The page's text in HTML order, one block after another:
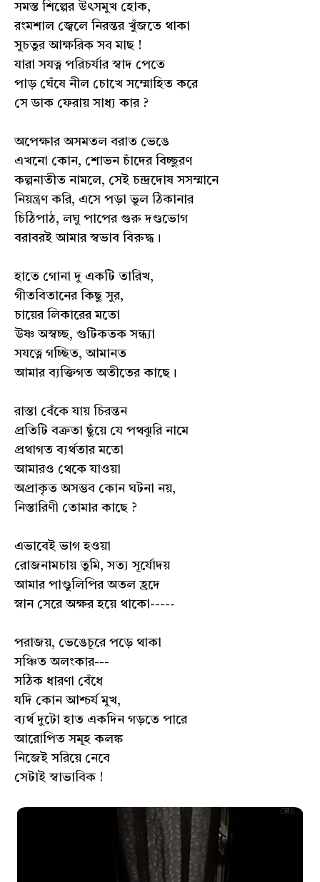
সমস্ত শিল্পের উৎসমুখ হোক,
রংমশাল জ্বেলে নিরন্তর খুঁজতে থাকা
সুচতুর আক্ষরিক সব মাছ !
যারা সযত্ন পরিচর্যার স্বাদ পেতে
পাড় ঘেঁষে নীল চোখে সম্মোহিত করে
সে ডাক ফেরায় সাধ্য কার ?
অপেক্ষার অসমতল বরাত ভেঙে
এখনো কোন, শোভন চাঁদের বিচ্ছুরণ
কল্পনাতীত নামলে, সেই চন্দ্রদোষ সসম্মানে
নিয়ন্ত্রণ করি, এসে পড়া ভুল ঠিকানার
চিঠিপাঠ, লঘু পাপের গুরু দণ্ডভোগ
বরাবরই আমার স্বভাব বিরুদ্ধ।
হাতে গোনা দু একটি তারিখ,
গীতবিতানের কিছু সুর,
চায়ের লিকারের মতো
উষ্ণ অস্বচ্ছ, গুটিকতক সন্ধ্যা
সযত্নে গচ্ছিত, আমানত
আমার ব্যক্তিগত অতীতের কাছে।
রাস্তা বেঁকে যায় চিরন্তন
প্রতিটি বক্রতা ছুঁয়ে যে পথঝুরি নামে
প্রথাগত ব্যর্থতার মতো
আমারও থেকে যাওয়া
অপ্রাকৃত অসম্ভব কোন ঘটনা নয়,
নিস্তারিণী তোমার কাছে ?
এভাবেই ভাগ হওয়া
রোজনামচায় তুমি, সত্য সূর্যোদয়
আমার পাণ্ডুলিপির অতল হ্রদে
স্নান সেরে অক্ষর হয়ে থাকো-----
পরাজয়, ভেঙেচূরে পড়ে থাকা
সঞ্চিত অলংকার---
সঠিক ধারণা বেঁধে
যদি কোন আশ্চর্য মুখ,
ব্যর্থ দুটো হাত একদিন গড়তে পারে
আরোপিত সমূহ কলঙ্ক
নিজেই সরিয়ে নেবে
সেটাই স্বাভাবিক !